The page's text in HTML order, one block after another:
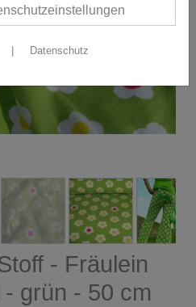
- Fräulein
grün - 50 cm
Datenschutz